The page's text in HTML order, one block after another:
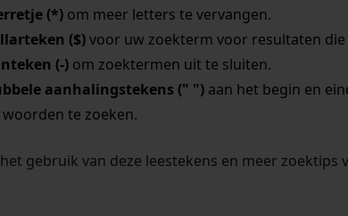
(*)om meer letters te vervangen.
($)voor uw zoekterm voor resultaten die
(-)om zoektermen uit te sluiten.
aanhalingstekens (" ")aan het begin en
te zoeken.
gebruik van deze leestekens en meer zoektips